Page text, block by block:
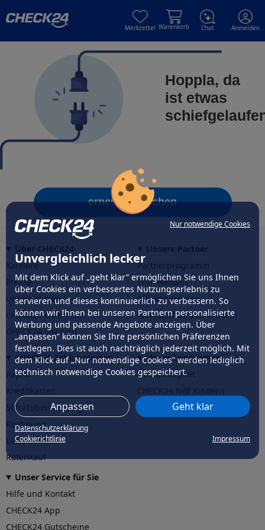
Nur notwendige Cookies
Unvergleichlich lecker
Mit dem Klick auf „geht klar” ermöglichen Sie uns Ihnen
über Cookies ein verbessertes Nutzungserlebnis zu
servieren und dieses kontinuierlich zu verbessern. So
können wir Ihnen bei unseren Partnern personalisierte
Werbung und passende Angebote anzeigen. Über
„anpassen” können Sie Ihre persönlichen Präferenzen
festlegen. Dies ist auch nachträglich jederzeit möglich. Mit
dem Klick auf „Nur notwendige Cookies” werden lediglich
technisch notwendige Cookies gespeichert.
Anpassen Geht klar
Datenschutzerklärung
Cookierichtlinie
Impressum
Merkzettel Warenkorb Chat Anmelden
Hoppla, da
ist etwas
erneut versuchen
Karriere
Presse
Unternehmen
CHECK24 Österreich
CHECK24 Spanien
Partnerprogramm
Profi werden
Affiliate werden
Werkstattpartner werden
CHECK24 Zahlungsarten
PayPal
Sofortüberweisung
Rechnung
Lastschrift
Ratenkauf
Unser Engagement
Nachhaltigkeit
CHECK24hilftder Natur
Unser Service für Sie
Hilfe und Kontakt
CHECK24 App
CHECK24 Gutscheine